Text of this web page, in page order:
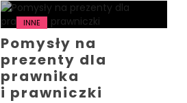
INNE
Pomysły na
prezenty dla
prawnika
i prawniczki